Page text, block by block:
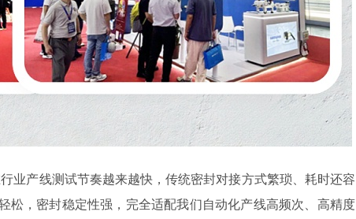
业产线测试节奏越来越快，传统密封对接方式繁琐、耗时还容
松，密封稳定性强，完全适配我们自动化产线高频次、高精度